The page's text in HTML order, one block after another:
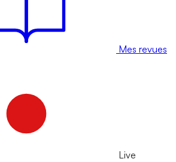
Mes revues
Live